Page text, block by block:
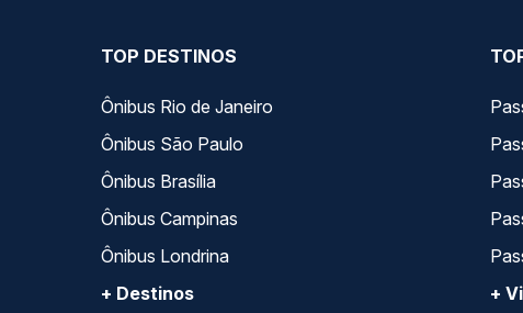
TOP DESTINOS
Ônibus Rio de Janeiro
Ônibus São Paulo
Ônibus Brasília
Ônibus Campinas
Ônibus Londrina
+ Destinos
+